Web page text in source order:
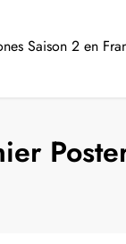
Saison 2 en